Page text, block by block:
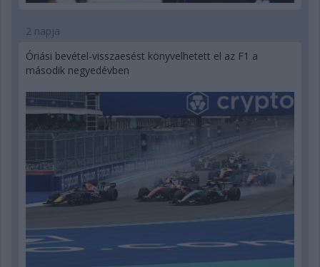
2 napja
Óriási bevétel-visszaesést könyvelhetett el az F1 a
második negyedévben